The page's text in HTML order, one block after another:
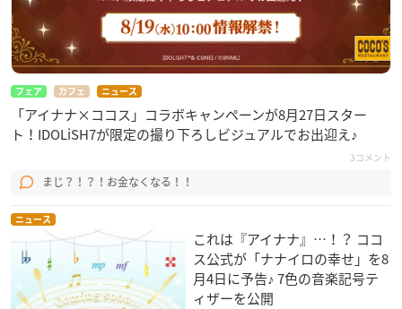
フェア カフェ ニュース
「アイナナ×ココス」コラボキャンペーンが8月27日スター
ト！IDOLiSH7が限定の撮り下ろしビジュアルでお出迎え♪
3コメント
まじ？！？！お金なくなる！！
ニュース
これは『アイナナ』…！？ ココ
ス公式が「ナナイロの幸せ」を8
月4日に予告♪ 7色の音楽記号テ
ィザーを公開